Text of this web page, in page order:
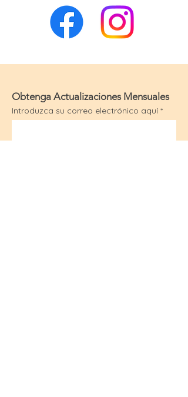
Obtenga Actualizaciones Mensuales
Introduzca su correo electrónico aquí